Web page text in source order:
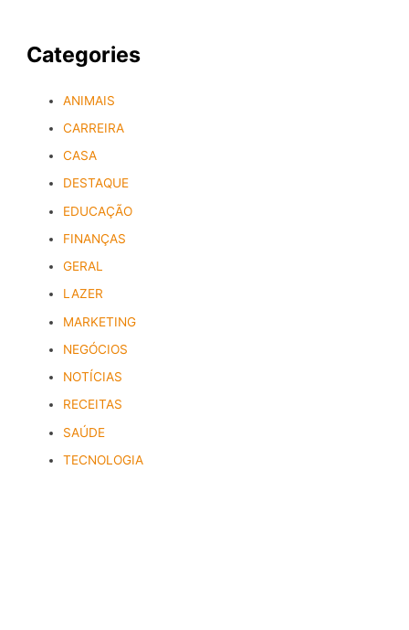
Categories
ANIMAIS
CARREIRA
CASA
DESTAQUE
EDUCAÇÃO
FINANÇAS
GERAL
LAZER
MARKETING
NEGÓCIOS
NOTÍCIAS
RECEITAS
SAÚDE
TECNOLOGIA